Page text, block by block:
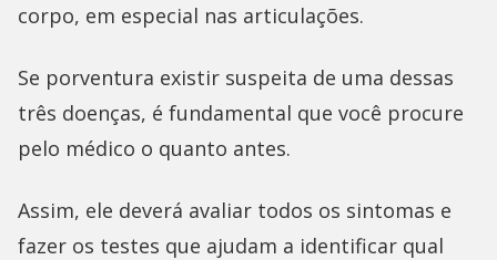
corpo, em especial nas articulações.
Se porventura existir suspeita de uma dessas
três doenças, é fundamental que você procure
pelo médico o quanto antes.
Assim, ele deverá avaliar todos os sintomas e
fazer os testes que ajudam a identificar qual